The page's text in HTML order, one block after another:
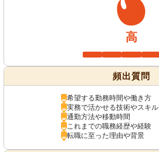
高
頻出質問
希望する勤務時間や働き方
実務で活かせる技術やスキル
通勤方法や移動時間
これまでの職務経歴や経験
転職に至った理由や背景